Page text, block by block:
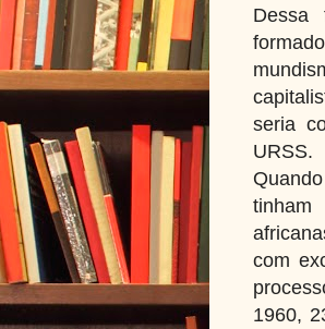
Dessa
seria
URSS.
tinham
com
1960,